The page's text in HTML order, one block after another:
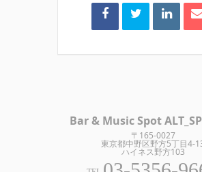
Bar & Music Spot
〒165-0027
東京都中野区野方5丁目4-
ハイネス野方103